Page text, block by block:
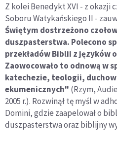
Z kolei Benedykt XVI - z okazji
Soboru Watykańskiego II -
Świętym dostrzeżono
duszpasterstwa. Polecono
przekładów Biblii z języków
Zaowocowało to odnową w
katechezie, teologii,
ekumenicznych" (Rzym,
2005 r.). Rozwinął tę myśl w
Domini, gdzie zaapelował o
duszpasterstwa oraz biblijny